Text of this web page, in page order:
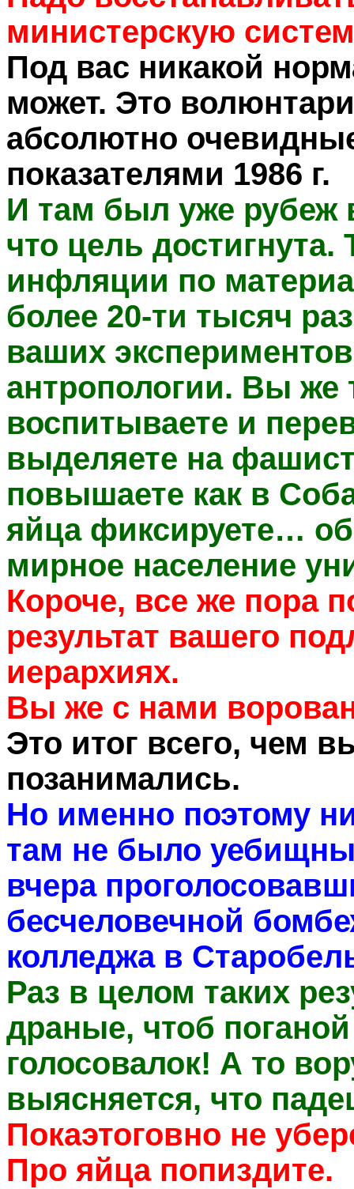
министерскую
Под вас никакой
может. Это
абсолютно
показателями 1986 г.
И там был уже рубеж
что цель
инфляции по
более 20-ти тысяч
ваших
антропологии. Вы же
воспитываете и
выделяете на
повышаете как в
яйца фиксируете…
мирное население
Короче, все же пора
результат вашего
иерархиях.
Вы же с нами
Это итог всего, чем
позанимались.
Но именно поэтому
там не было
вчера
бесчеловечной
колледжа в
Раз в целом таких
драные, чтоб
голосовалок! А то
выясняется, что
Покаэтоговно не
Про яйца попиздите.